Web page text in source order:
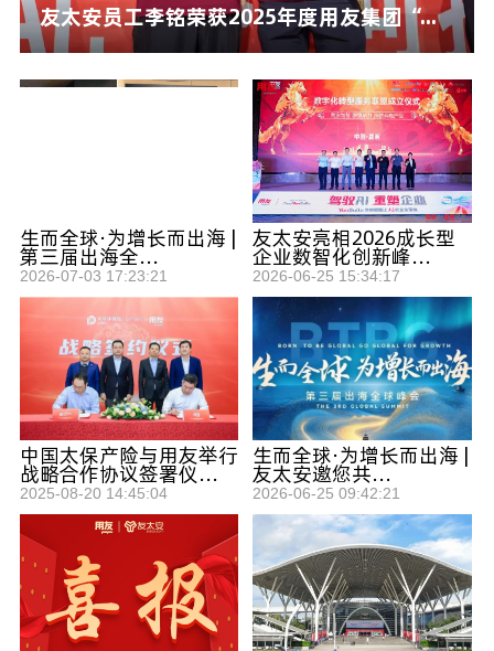
友太安员工李铭荣获2025年度用友集团“...
生而全球·为增长而出海 |
第三届出海全...
2026-07-03 17:23:21
友太安亮相2026成长型
企业数智化创新峰...
2026-06-25 15:34:17
中国太保产险与用友举行
战略合作协议签署仪...
2025-08-20 14:45:04
生而全球·为增长而出海 |
友太安邀您共...
2026-06-25 09:42:21